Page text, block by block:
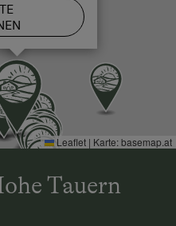
Leaflet | Karte:basemap.at
Tauern